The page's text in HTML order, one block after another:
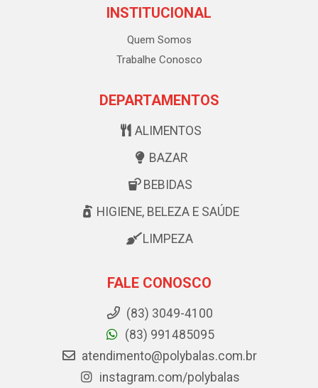
INSTITUCIONAL
Quem Somos
Trabalhe Conosco
DEPARTAMENTOS
ALIMENTOS
BAZAR
BEBIDAS
HIGIENE, BELEZA E SAÚDE
LIMPEZA
FALE CONOSCO
(83) 3049-4100
(83) 991485095
atendimento@polybalas.com.br
instagram.com/polybalas